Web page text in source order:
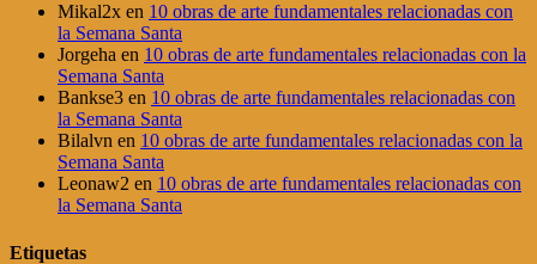
Mikal2x en 10 obras de arte fundamentales relacionadas con
la Semana Santa
Jorgeha en 10 obras de arte fundamentales relacionadas con la
Semana Santa
Bankse3 en 10 obras de arte fundamentales relacionadas con
la Semana Santa
Bilalvn en 10 obras de arte fundamentales relacionadas con la
Semana Santa
Leonaw2 en 10 obras de arte fundamentales relacionadas con
la Semana Santa
Etiquetas